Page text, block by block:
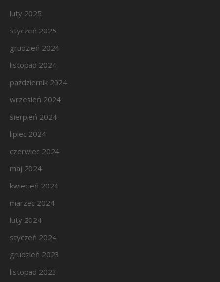
luty 2025
styczeń 2025
grudzień 2024
listopad 2024
październik 2024
wrzesień 2024
sierpień 2024
lipiec 2024
czerwiec 2024
maj 2024
kwiecień 2024
marzec 2024
luty 2024
styczeń 2024
grudzień 2023
listopad 2023